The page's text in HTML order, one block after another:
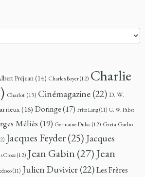
Préjean(14) Charles Boyer(12) Charlie
Charlot (13) Cinémagazine(22) D. W.
(16) Doringe(17) Fritz Lang(11) G. W. Pabst
Méliès (19) Germaine Dulac (12) Greta Garbo
Jacques Feyder(25) Jacques
Croze (12) Jean Gabin (27) Jean
(11) Julien Duvivier(22)Les Frères